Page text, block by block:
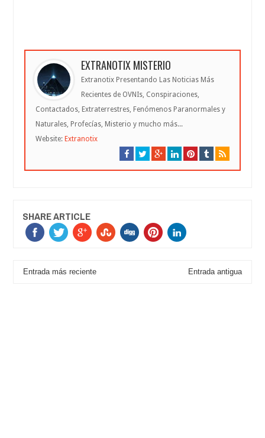
EXTRANOTIX MISTERIO
Extranotix Presentando Las Noticias Más
Recientes de OVNIs, Conspiraciones,
Contactados, Extraterrestres, Fenómenos Paranormales y
Naturales, Profecías, Misterio y mucho más...
Website: Extranotix
SHARE ARTICLE
Entrada más reciente Entrada antigua